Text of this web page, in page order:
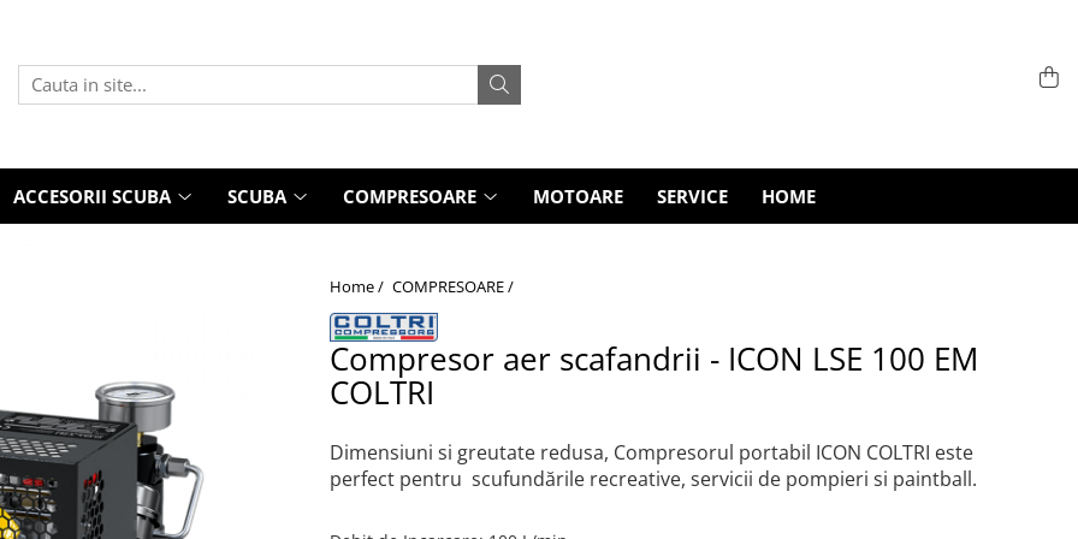
ACCESORII SCUBA SCUBA COMPRESOARE MOTOARE SERVICE HOME
Home / COMPRESOARE /
Compresor aer scafandrii - ICON LSE 100 EM
COLTRI
Dimensiuni si greutate redusa, Compresorul portabil ICON COLTRI este
perfect pentru scufundările recreative, servicii de pompieri si paintball.